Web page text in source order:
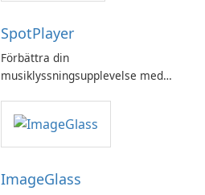
SpotPlayer
Förbättra din
musiklyssningsupplevelse med
ImageGlass